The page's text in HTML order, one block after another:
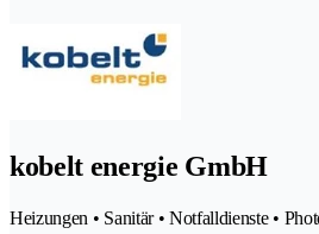
kobelt energie GmbH
Heizungen • Sanitär • Notfalldienste •